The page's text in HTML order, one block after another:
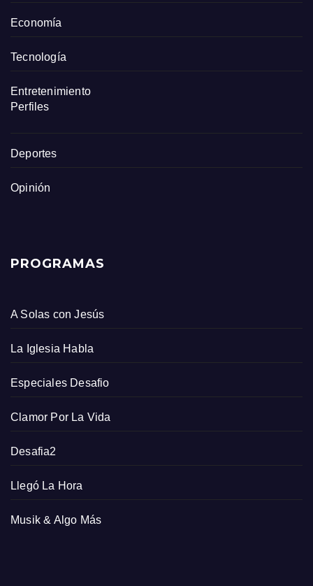
Economía
Tecnología
Entretenimiento
Perfiles
Deportes
Opinión
PROGRAMAS
A Solas con Jesús
La Iglesia Habla
Especiales Desafio
Clamor Por La Vida
Desafia2
Llegó La Hora
Musik & Algo Más